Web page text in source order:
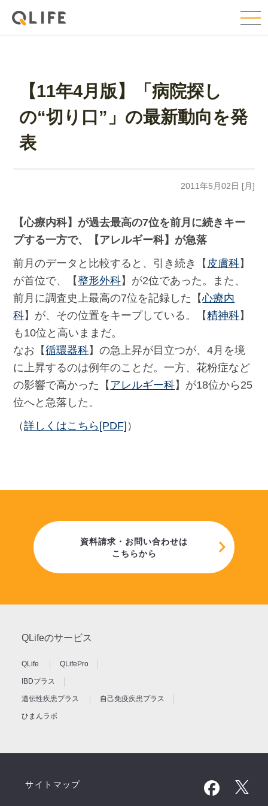
【11年4月版】「病院探し
の“切り口”」の最新動向を発
表
2011年5月02日 [月]
【心療内科】が過去最高の7位を前月に続きキー
プする一方で、【アレルギー科】が急落
前月のデータと比較すると、引き続き【 皮膚科】
が首位で、【整形外科】が2位であった。また、
前月に調査史上最高の7位を記録した【心療内
科】が、その位置をキープしている。【精神科】
も10位と高いままだ。
なお【循環器科】の急上昇が目立つが、4月を境
に上昇するのは例年のことだ。一方、花粉症など
の影響で高かった【 アレルギー科】が18位から25
位へと急落した。
（詳しくはこちら[PDF] ）
資料請求・お問い合わせは
こちらから
QLifeのサービス
QLife QLifePro
IBDプラス
遺伝性疾患プラス 自己免疫疾患プラス
ひまんラボ
サイトマップ